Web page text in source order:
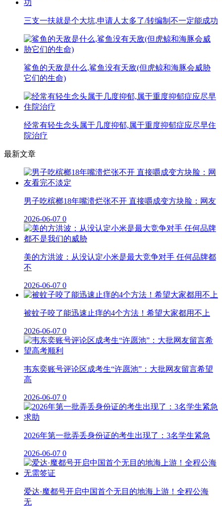
三支一扶就是个大坑,申请人太多了/转编制不一定能成功
鲨鱼的天敌是什么,鲨鱼没有天敌(但虎鲸和海豚会威胁
它们的生命)
经常有轻生念头属于几度抑郁,属于重度抑郁症应尽早住
院治疗
最新文章
男子吃槟榔18年嘴溃烂张不开 直接嚼成变方块脸：网友
2026-06-07 0
美的方洪波：从没认定小米是最大竞争对手 任何品牌都
不
2026-06-07 0
被蚊子咬了能迅速止痒的4个方法！希望大家都用不上
2026-06-07 0
韦东奕账号评论区成考生“许愿池”：大批网友留言希望
高
2026-06-07 0
2026年第一批弄丢身份证的考生出现了：3名学生紧急
2026-06-07 0
爱达·魔都号开启中国首个无目的地海上游！全程公海
无